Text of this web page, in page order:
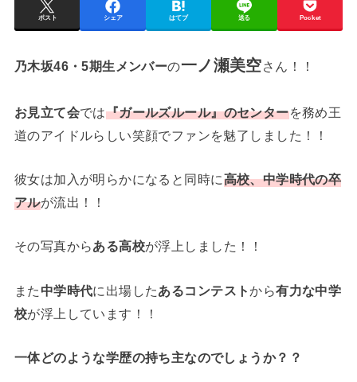
ポスト シェア はてブ 送る Pocket
乃木坂46・5期生メンバーの一ノ瀬美空さん！！
お見立て会では『ガールズルール』のセンターを務め王
道のアイドルらしい笑顔でファンを魅了しました！！
彼女は加入が明らかになると同時に高校、中学時代の卒
アルが流出！！
その写真からある高校が浮上しました！！
また 中学時代に出場したあるコンテストから有力な中学
校が浮上しています！！
一体どのような学歴の持ち主なのでしょうか？？